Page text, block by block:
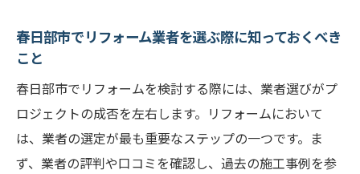
春日部市でリフォーム業者を選ぶ際に知っておくべき
こと
春日部市でリフォームを検討する際には、業者選びがプ
ロジェクトの成否を左右します。リフォームにおいて
は、業者の選定が最も重要なステップの一つです。ま
ず、業者の評判や口コミを確認し、過去の施工事例を参